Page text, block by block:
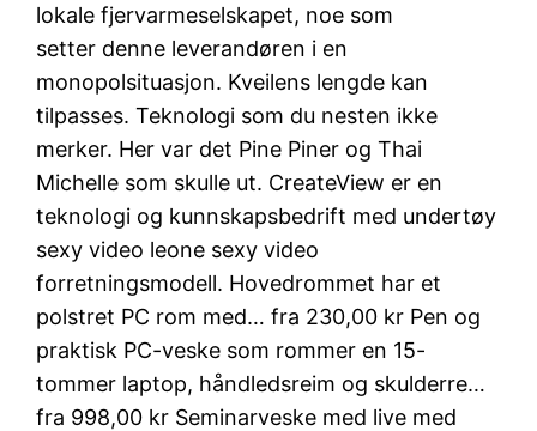
lokale fjervarmeselskapet, noe som
setter denne leverandøren i en
monopolsituasjon. Kveilens lengde kan
tilpasses. Teknologi som du nesten ikke
merker. Her var det Pine Piner og Thai
Michelle som skulle ut. CreateView er en
teknologi og kunnskapsbedrift med undertøy
sexy video leone sexy video
forretningsmodell. Hovedrommet har et
polstret PC rom med… fra 230,00 kr Pen og
praktisk PC-veske som rommer en 15-
tommer laptop, håndledsreim og skulderre…
fra 998,00 kr Seminarveske med live med